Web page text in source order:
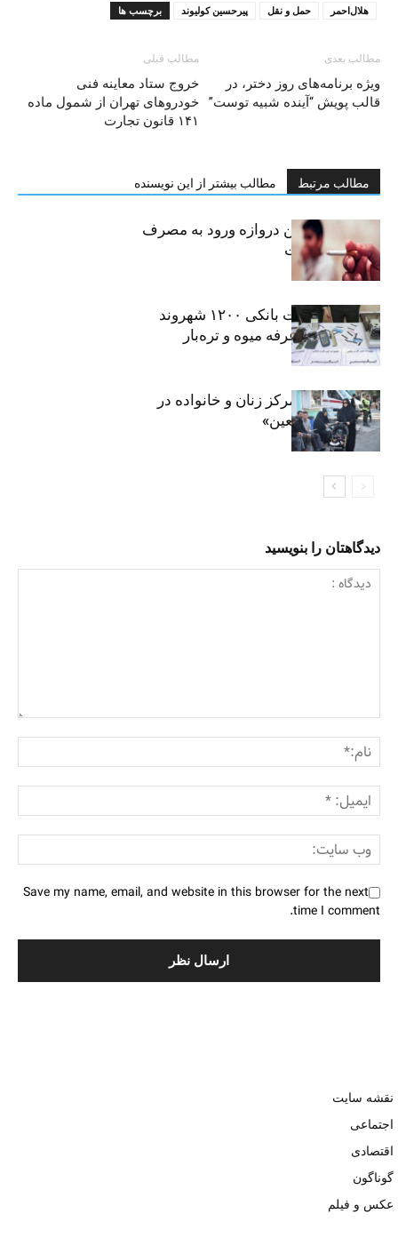
برچسب ها پیرحسین کولیوند حمل و نقل هلال‌احمر
مطالب قبلی
خروج ستاد معاینه فنی
خودروهای تهران از شمول ماده
۱۴۱ قانون تجارت
مطالب بعدی
ويژه برنامه‌های روز دختر، در
قالب پویش “آینده شبیه توست”
مطالب مرتبط مطالب بیشتر از این نویسنده
سیگار، مهمترین دروازه ورود به مصرف
موادمخدر است
افشای اطلاعات بانکی ۱۲۰۰ شهروند
تهرانی در یک غرفه میوه و تره‌بار
روایت حضور مرکز زنان و خانواده در
«جاماندگان اربعین»
دیدگاهتان را بنویسید
Save my name, email, and website in this browser for the next
time I comment.
نقشه سایت
اجتماعی
اقتصادی
گوناگون
عکس و فیلم